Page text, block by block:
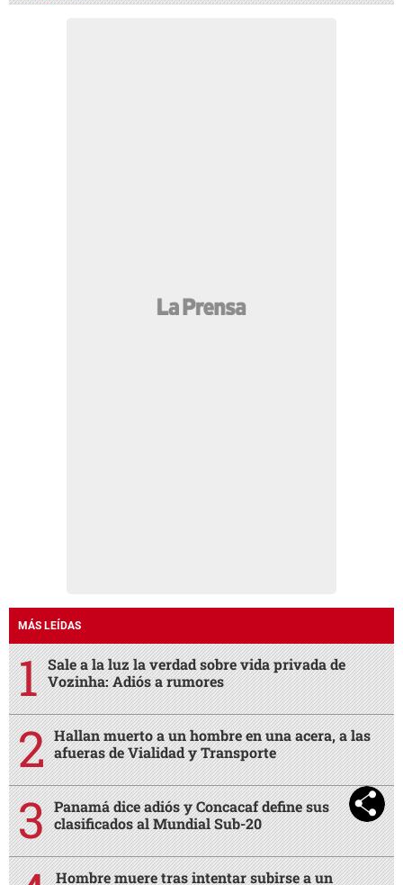
MÁS LEÍDAS
Sale a la luz la verdad sobre vida privada de
Vozinha: Adiós a rumores
Hallan muerto a un hombre en una acera, a las
afueras de Vialidad y Transporte
Panamá dice adiós y Concacaf define sus
clasificados al Mundial Sub-20
Hombre muere tras intentar subirse a un